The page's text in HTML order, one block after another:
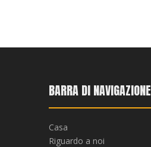
BARRA DI NAVIGAZIONE
Casa
Riguardo a noi